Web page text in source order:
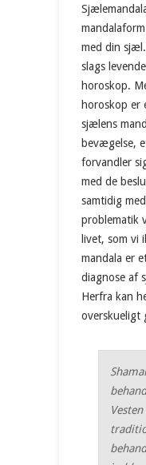
med din
slags
horoskop.
horoskop er
sjælens
bevægelse,
forvandler
med de
samtidig
problematik
livet, som vi
mandala er
diagnose af
Herfra kan
overskueligt